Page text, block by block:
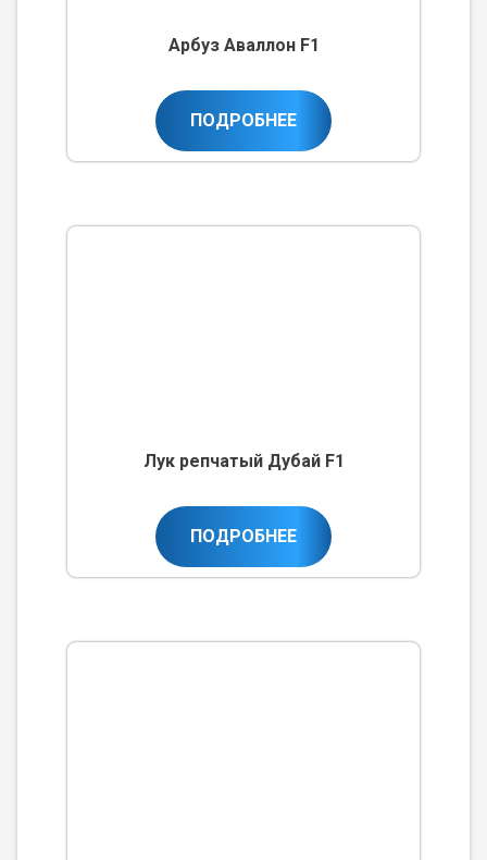
Арбуз Аваллон F1
ПОДРОБНЕЕ
Лук репчатый Дубай F1
ПОДРОБНЕЕ